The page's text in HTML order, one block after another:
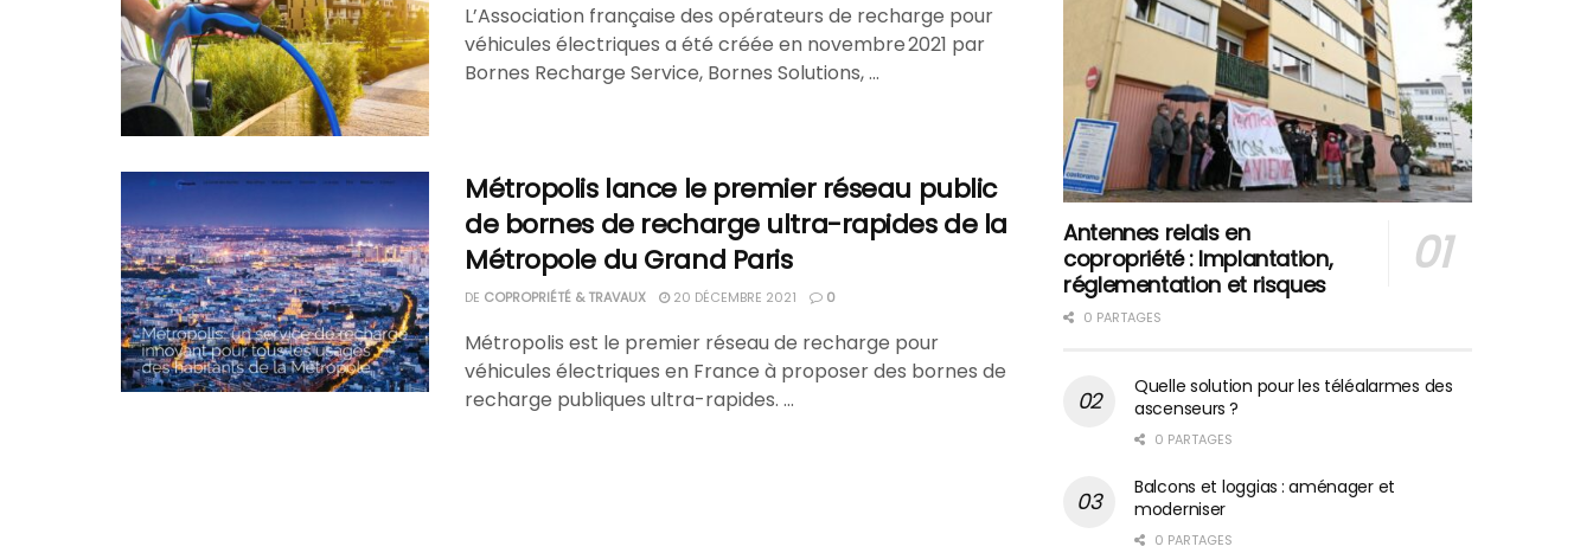
L’Association française des opérateurs de recharge pour
véhicules électriques a été créée en novembre 2021 par
Bornes Recharge Service, Bornes Solutions, ...
Métropolis lance le premier réseau public
de bornes de recharge ultra-rapides de la
Métropole du Grand Paris
DE COPROPRIÉTÉ & TRAVAUX 20 DÉCEMBRE 2021 0
Métropolis est le premier réseau de recharge pour
véhicules électriques en France à proposer des bornes de
recharge publiques ultra-rapides. ...
Antennes relais en
copropriété : Implantation,
réglementation et risques
0 PARTAGES
Quelle solution pour les téléalarmes des
ascenseurs ?
0 PARTAGES
Balcons et loggias : aménager et
moderniser
0 PARTAGES